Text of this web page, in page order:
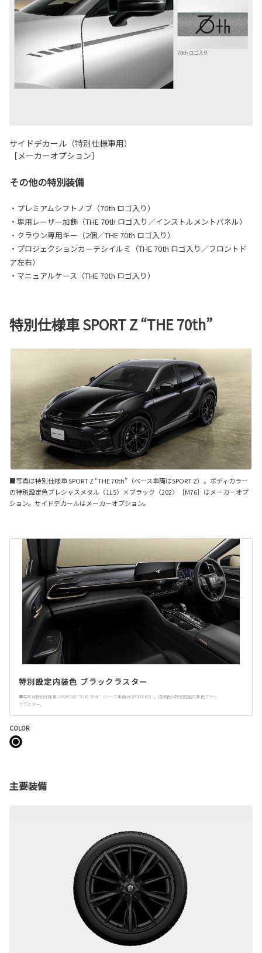
サイドデカール（特別仕様車用）
［メーカーオプション］
その他の特別装備
・プレミアムシフトノブ（70th ロゴ入り）
・専用レーザー加飾（THE 70th ロゴ入り／インストルメントパネル）
・クラウン専用キー（2個／THE 70th ロゴ入り）
・プロジェクションカーテシイルミ（THE 70th ロゴ入り／フロントド
ア左右）
・マニュアルケース（THE 70th ロゴ入り）
特別仕様車 SPORT Z “THE 70th”
■写真は特別仕様車 SPORT Z “THE 70th”（ベース車両はSPORT Z）。ボディカラー
の特別設定色プレシャスメタル〈1L5〉×ブラック〈202〉［M76］はメーカーオプ
ション。サイドデカールはメーカーオプション。
特別設定内装色 ブラックラスター
■写真は特別仕様車 SPORT RS “THE 70th”（ベース車両はSPORT RS）。内装色は特別設定内装色ブラッ
クラスター。
COLOR
主要装備